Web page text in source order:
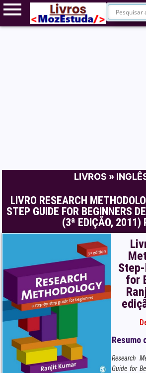
LIVROS »
LIVRO RESEARCH
STEP GUIDE FOR BEGINNERS
(3ª EDIÇÃO, 2011)
for
Resumo
Research
Guide for